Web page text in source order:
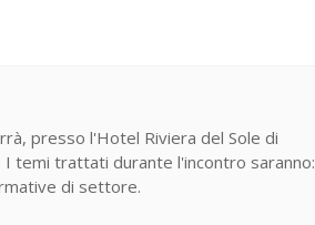
presso l'Hotel Riviera del Sole di
I temi trattati durante l'incontro saranno:
di settore.